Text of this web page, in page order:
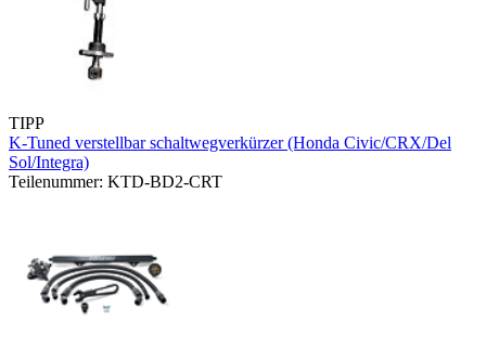
TIPP
K-Tuned verstellbar schaltwegverkürzer (Honda Civic/CRX/Del
Sol/Integra)
Teilenummer: KTD-BD2-CRT